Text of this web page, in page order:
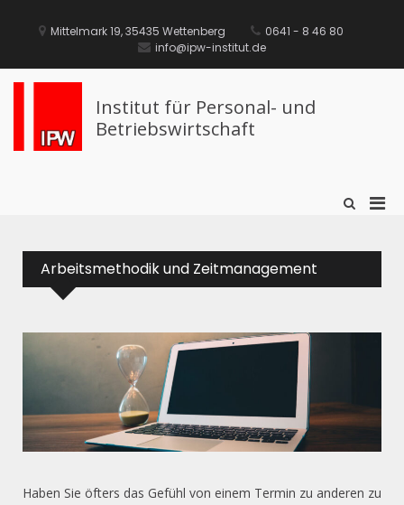
Mittelmark 19, 35435 Wettenberg
0641 - 8 46 80
info@ipw-institut.de
Institut für Personal- und
Betriebswirtschaft
Arbeitsmethodik und Zeitmanagement
Haben Sie öfters das Gefühl von einem Termin zu anderen zu